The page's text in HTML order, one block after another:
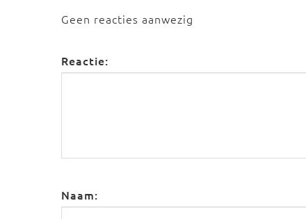
Geen reacties aanwezig
Reactie:
Naam: